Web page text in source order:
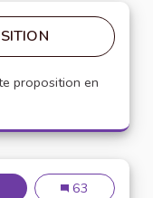
proposition en
DES
63